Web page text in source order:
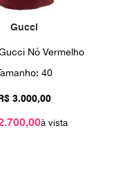
Gucci
Nó Vermelho
40
R$ 3.000,00